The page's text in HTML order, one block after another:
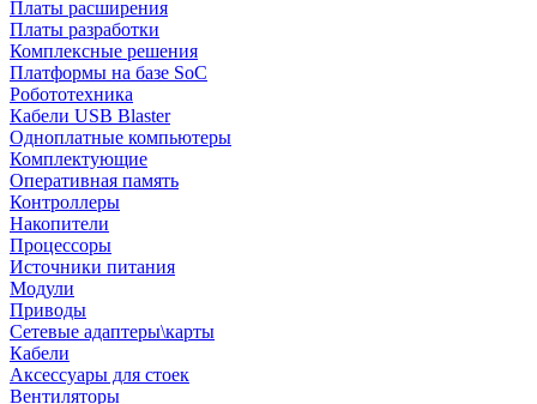
Платы расширения
Платы разработки
Комплексные решения
Платформы на базе SoC
Робототехника
Кабели USB Blaster
Одноплатные компьютеры
Комплектующие
Оперативная память
Контроллеры
Накопители
Процессоры
Источники питания
Модули
Приводы
Сетевые адаптеры\карты
Кабели
Аксессуары для стоек
Вентиляторы